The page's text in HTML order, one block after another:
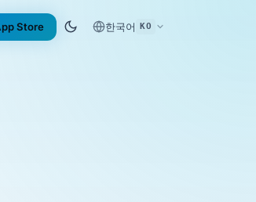
Store
in new tab)
한국어 KO